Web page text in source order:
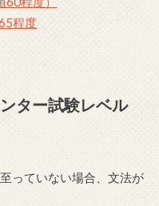
程度
ター試験レベル
っていない場合、文法が